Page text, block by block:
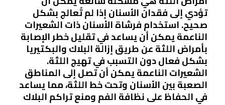
تؤدي إلى فقدان الأسنان إذا لم تُعالج بشكل
صحيح. استخدام فرشاة الأسنان ذات الشعيرات
الناعمة يمكن أن يساعد في تقليل خطر الإصابة
بأمراض اللثة عن طريق إزالة البلاك والبكتيريا
بشكل فعال دون التسبب في تهيج اللثة.
الشعيرات الناعمة يمكن أن تصل إلى المناطق
الصعبة بين الأسنان وتحت خط اللثة، مما يساعد
في الحفاظ على نظافة الفم ومنع تراكم البلاك